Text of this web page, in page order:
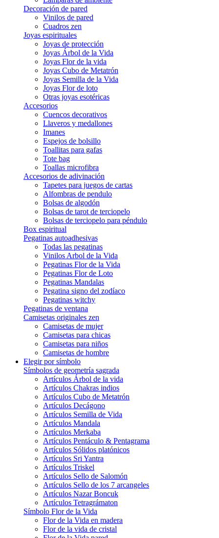
Decoración de pared
Vinilos de pared
Cuadros zen
Joyas espirituales
Joyas de protección
Joyas Árbol de la Vida
Joyas Flor de la vida
Joyas Cubo de Metatrón
Joyas Semilla de la Vida
Joyas Flor de loto
Otras joyas esotéricas
Accesorios
Cuencos decorativos
Llaveros y medallones
Imanes
Espejos de bolsillo
Toallitas para gafas
Tote bag
Toallas microfibra
Accesorios de adivinación
Tapetes para juegos de cartas
Alfombras de pendulo
Bolsas de algodón
Bolsas de tarot de terciopelo
Bolsas de terciopelo para péndulo
Box espiritual
Pegatinas autoadhesivas
Todas las pegatinas
Vinilos Arbol de la Vida
Pegatinas Flor de la Vida
Pegatinas Flor de Loto
Pegatinas Mandalas
Pegatina signo del zodíaco
Pegatinas witchy
Pegatinas de ventana
Camisetas originales zen
Camisetas de mujer
Camisetas para chicas
Camisetas para niños
Camisetas de hombre
Elegir por símbolo
Símbolos de geometría sagrada
Artículos Árbol de la vida
Artículos Chakras indios
Artículos Cubo de Metatrón
Artículos Decágono
Artículos Semilla de Vida
Artículos Mandala
Artículos Merkaba
Artículos Pentáculo & Pentagrama
Artículos Sólidos platónicos
Artículos Sri Yantra
Artículos Triskel
Artículos Sello de Salomón
Artículos Sello de los 7 arcangeles
Artículos Nazar Boncuk
Artículos Tetragrámaton
Símbolo Flor de la Vida
Flor de la Vida en madera
Flor de la vida de cristal